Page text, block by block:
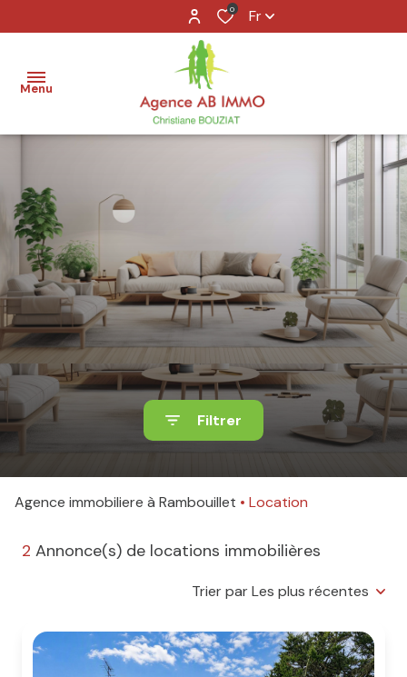
0 Fr
Menu
acheter
louer
vendre
agence
contact
Filtrer
Agence immobiliere à Rambouillet Location
2 Annonce(s) de locations immobilières
Trier par Les plus récentes